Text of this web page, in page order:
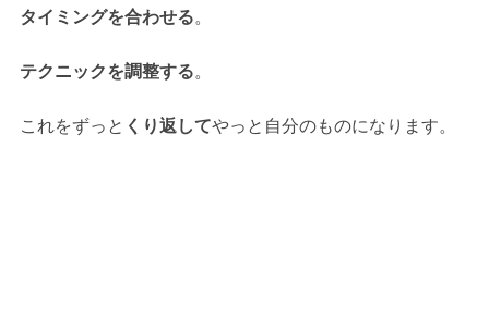
タイミングを合わせる。
テクニックを調整する。
これをずっと くり返してやっと自分のものになります。